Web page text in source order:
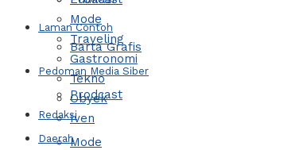
Laman Contoh
Pedoman Media Siber
Redaksi
Barta Grafis
Prodcast
Mode
Mode
Traveling
Gastronomi
Tekno
Obyek
Iven
Daerah